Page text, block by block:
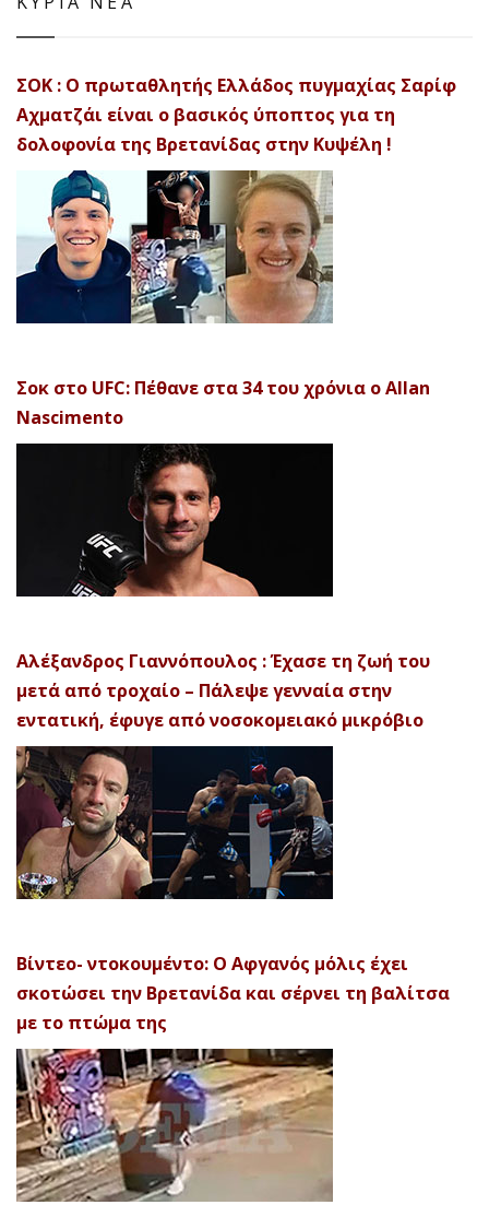
ΣΟΚ : Ο πρωταθλητής Ελλάδος πυγμαχίας Σαρίφ
Αχματζάι είναι ο βασικός ύποπτος για τη
δολοφονία της Βρετανίδας στην Κυψέλη !
Σοκ στο UFC: Πέθανε στα 34 του χρόνια ο Allan
Nascimento
Αλέξανδρος Γιαννόπουλος : Έχασε τη ζωή του
μετά από τροχαίο – Πάλεψε γενναία στην
εντατική, έφυγε από νοσοκομειακό μικρόβιο
Βίντεο- ντοκουμέντο: Ο Αφγανός μόλις έχει
σκοτώσει την Βρετανίδα και σέρνει τη βαλίτσα
με το πτώμα της